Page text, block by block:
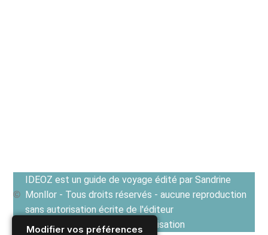
Modifier vos préférences
IDEOZ est un guide de voyage édité par Sandrine
Monllor - Tous droits réservés - aucune reproduction
sans autorisation écrite de l'éditeur
Voir les Conditions générales d'utilisation